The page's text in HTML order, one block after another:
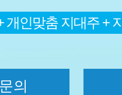
개인맞춤 지대주 +
의